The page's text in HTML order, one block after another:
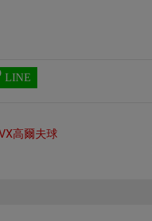
LINE
高爾夫球